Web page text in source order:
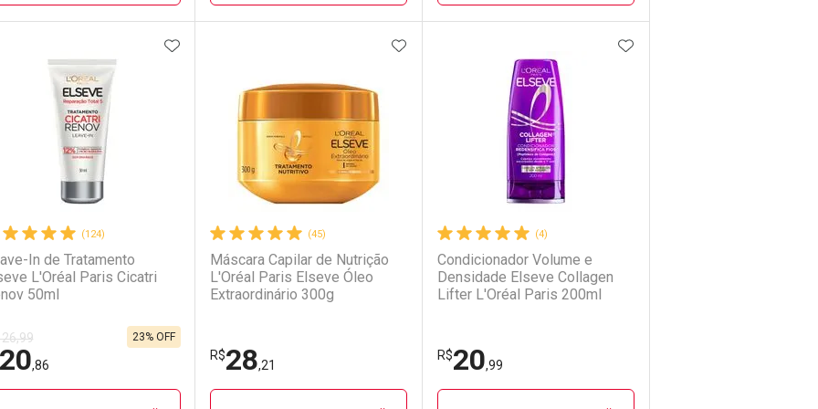
FECHAR
Ativar Desconto
FECHAR
Menos
FECHAR
Laboratório
Ativar Desconto
FECHAR
Por Menos
FECHAR
Laboratório
Ativar Desconto
FECHAR
Por Menos
(124)
In de Tratamento
L'Oréal Paris Cicatri
50ml
20,86
23% OFF
ADICIONAR AOS FAVORITOS
(45)
Máscara Capilar de Nutrição
L'Oréal Paris Elseve Óleo
Extraordinário 300g
R$28,21
ADICIONAR AOS FAVORITOS
(4)
Condicionador Volume e
Densidade Elseve Collagen
Lifter L'Oréal Paris 200ml
R$20,99
ADICIONAR AOS